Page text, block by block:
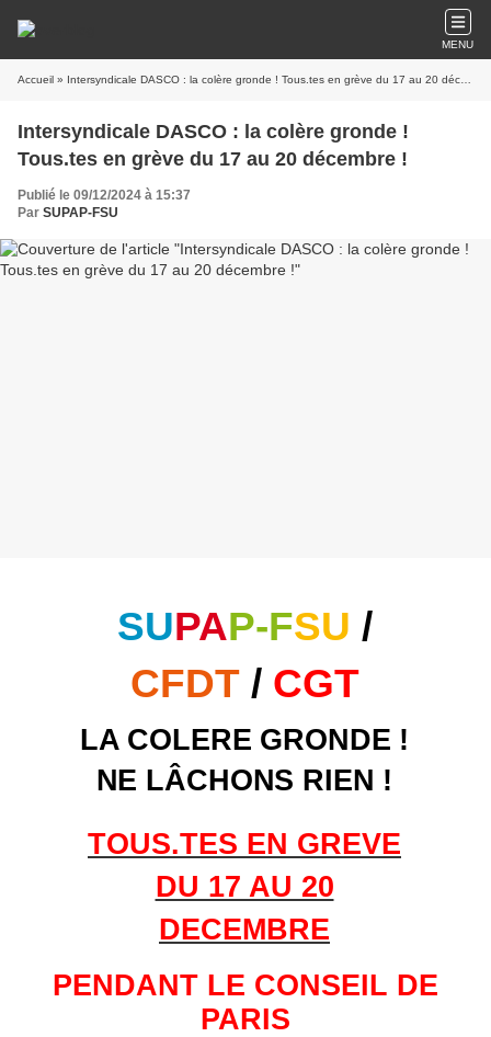
MENU
Accueil » Intersyndicale DASCO : la colère gronde ! Tous.tes en grève du 17 au 20 décembre !
Intersyndicale DASCO : la colère gronde !
Tous.tes en grève du 17 au 20 décembre !
Publié le 09/12/2024 à 15:37
Par SUPAP-FSU
SUPAP-FSU /
CFDT / CGT
LA COLERE GRONDE !
NE LÂCHONS RIEN !
TOUS.TES EN GREVE
DU 17 AU 20
DECEMBRE
PENDANT LE CONSEIL DE
PARIS